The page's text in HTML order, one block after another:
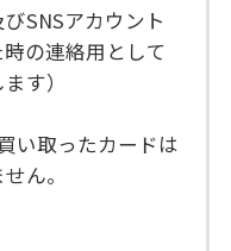
SNSアカウント
の連絡用として
す）
い取ったカードは
ん。